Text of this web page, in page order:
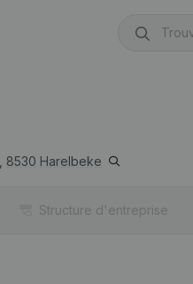
8530 Harelbeke
Structure d'entreprise